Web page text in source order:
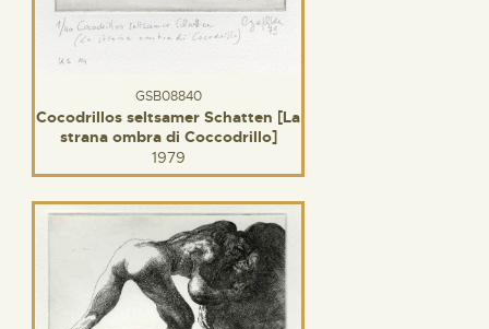
GSB08840
Cocodrillos seltsamer Schatten [La
strana ombra di Coccodrillo]
1979